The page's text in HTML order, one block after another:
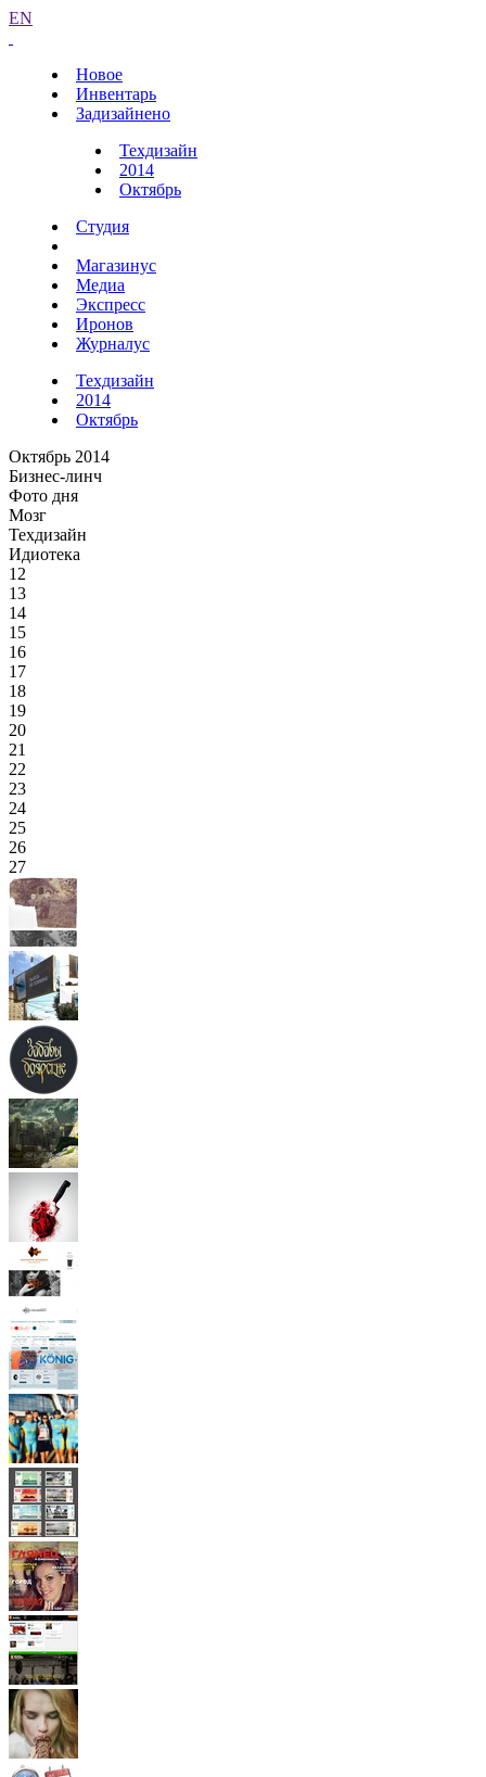
EN
Новое
Инвентарь
Задизайнено
Техдизайн
2014
Октябрь
Студия
Магазинус
Медиа
Экспресс
Иронов
Журналус
Техдизайн
2014
Октябрь
Октябрь 2014
Бизнес-линч
Фото дня
Мозг
Техдизайн
Идиотека
12
13
14
15
16
17
18
19
20
21
22
23
24
25
26
27